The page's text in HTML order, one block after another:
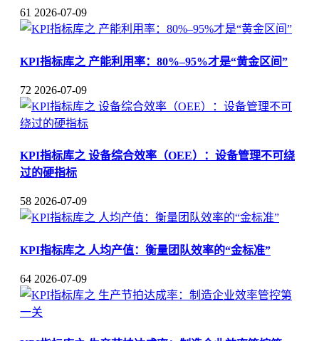
61 2026-07-09
KPI指标库之 产能利用率：80%–95%才是“黄金区间”
72 2026-07-09
KPI指标库之 设备综合效率（OEE）：设备管理不可绕
过的硬指标
58 2026-07-09
KPI指标库之 人均产值：衡量团队效率的“金标准”
64 2026-07-09